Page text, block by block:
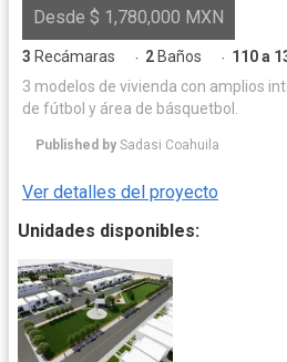
Desde $ 1,780,000 MXN
3 Recámaras · 2 Baños · 110 a
3 modelos de vivienda con amplios
de fútbol y área de básquetbol.
Published by Sadasi Coahuila
Ver detalles del proyecto
Unidades disponibles: